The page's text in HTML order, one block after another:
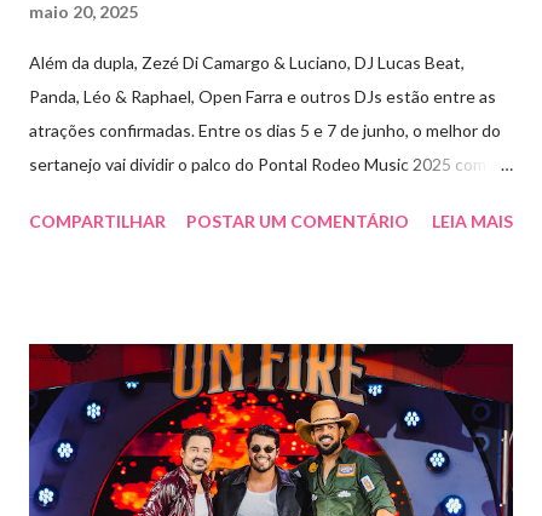
maio 20, 2025
Além da dupla, Zezé Di Camargo & Luciano, DJ Lucas Beat,
Panda, Léo & Raphael, Open Farra e outros DJs estão entre as
atrações confirmadas. Entre os dias 5 e 7 de junho, o melhor do
sertanejo vai dividir o palco do Pontal Rodeo Music 2025 com o
outras atrações. Esta edição da festa, que ocupa lugar de
requisitados pelos organizadores de eventos em todo o país.
Pela segunda vez, a organização do evento está a cargo da
Marini Eventos — empresa com ampla experiência na promoção
de grandes festivais pelo Brasil, como a retomada da FAPIL
(Feira Agropecuária e Industrial de Leme) no ano passado. O
COMPARTILHAR POSTAR UM COMENTÁRIO LEIA MAIS